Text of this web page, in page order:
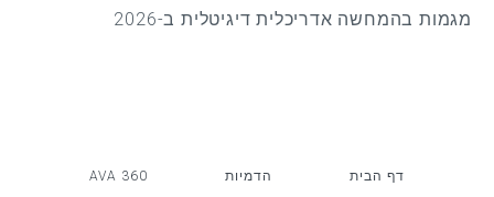
מגמות בהמחשה אדריכלית דיגיטלית ב-2026
דף הבית הדמיות AVA 360